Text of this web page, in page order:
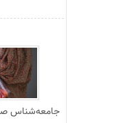
جامعه‌شناس